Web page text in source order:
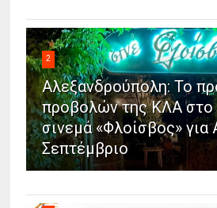
2
Αλεξανδρούπολη: Το
προβολών της ΚΛΑ στο
σινεμά «Φλοίσβος» για
Σεπτέμβριο